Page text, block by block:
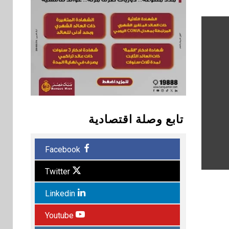
تابع وصلة اقتصادية
Facebook
Twitter
Linkedin
Youtube